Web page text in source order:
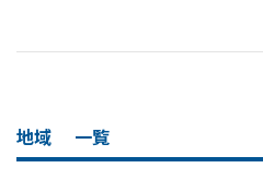
地域 一覧